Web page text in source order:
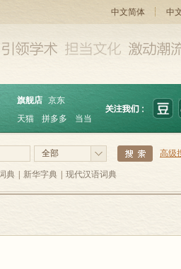
中文简体 中
旗舰店 京东
天猫
拼多多 当当
全部 高级
典 新华字典 现代汉语词典